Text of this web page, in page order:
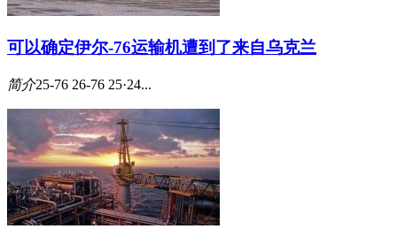
可以确定伊尔-76运输机遭到了来自乌克兰
简介25-76 26-76 25·24...